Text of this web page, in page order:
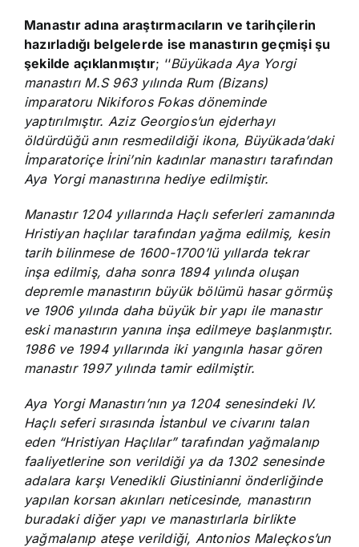
Manastır adına araştırmacıların ve tarihçilerin
hazırladığı belgelerde ise manastırın geçmişi şu
şekilde açıklanmıştır; ‘‘Büyükada Aya Yorgi
manastırı M.S 963 yılında Rum (Bizans)
imparatoru Nikiforos Fokas döneminde
yaptırılmıştır. Aziz Georgios’un ejderhayı
öldürdüğü anın resmedildiği ikona, Büyükada’daki
İmparatoriçe İrini’nin kadınlar manastırı tarafından
Aya Yorgi manastırına hediye edilmiştir.
Manastır 1204 yıllarında Haçlı seferleri zamanında
Hristiyan haçlılar tarafından yağma edilmiş, kesin
tarih bilinmese de 1600-1700’lü yıllarda tekrar
inşa edilmiş, daha sonra 1894 yılında oluşan
depremle manastırın büyük bölümü hasar görmüş
ve 1906 yılında daha büyük bir yapı ile manastır
eski manastırın yanına inşa edilmeye başlanmıştır.
1986 ve 1994 yıllarında iki yangınla hasar gören
manastır 1997 yılında tamir edilmiştir.
Aya Yorgi Manastırı’nın ya 1204 senesindeki IV.
Haçlı seferi sırasında İstanbul ve civarını talan
eden “Hristiyan Haçlılar” tarafından yağmalanıp
faaliyetlerine son verildiği ya da 1302 senesinde
adalara karşı Venedikli Giustinianni önderliğinde
yapılan korsan akınları neticesinde, manastırın
buradaki diğer yapı ve manastırlarla birlikte
yağmalanıp ateşe verildiği, Antonios Maleçkos’un